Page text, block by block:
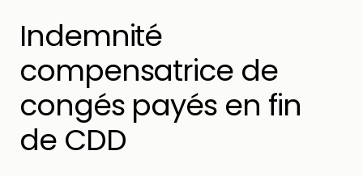
Indemnité
compensatrice de
congés payés en fin
de CDD